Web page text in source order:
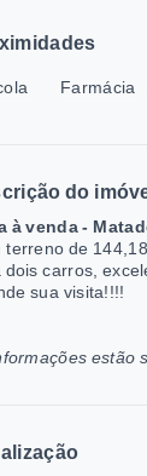
Farmácia
do
à venda -
terreno de
dois carros,
sua visita!!!!
estão